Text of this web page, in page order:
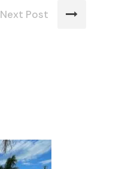
Next Post